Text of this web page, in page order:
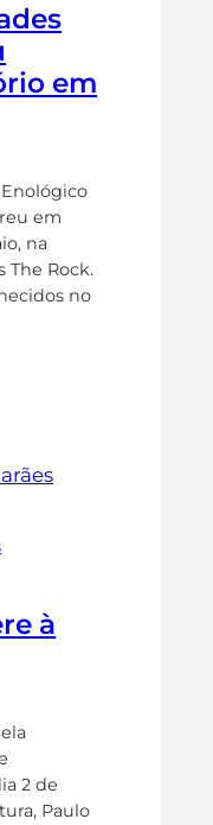
em
em
na
The Rock.
no
à
2 de
Paulo